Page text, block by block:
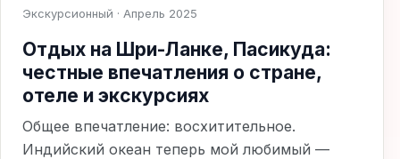
Экскурсионный · Апрель 2025
Отдых на Шри-Ланке, Пасикуда:
честные впечатления о стране,
отеле и экскурсиях
Общее впечатление: восхитительное.
Индийский океан теперь мой любимый —